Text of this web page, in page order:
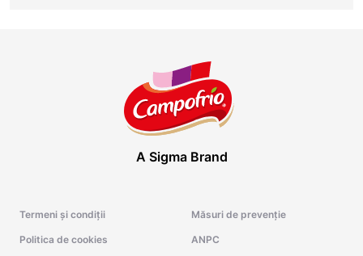
A Sigma Brand
Termeni și condiții
Politica de cookies
Măsuri de prevenție
ANPC